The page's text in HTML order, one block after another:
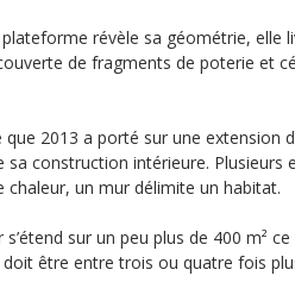
révèle sa géométrie, elle
de fragments de poterie et
que 2013 a porté sur une extension
sa construction intérieure. Plusieurs
chaleur, un mur délimite un habitat.
s’étend sur un peu plus de 400 m²
être entre trois ou quatre fois